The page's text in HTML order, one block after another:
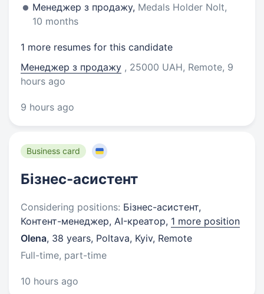
Менеджер з продажу, Medals Holder Nolt,
10 months
1 more resumes for this candidate
Менеджер з продажу , 25000 UAH, Remote, 9
hours ago
9 hours ago
Business card
Бізнес-асистент
Considering positions: Бізнес-асистент,
Контент-менеджер, AI-креатор, 1 more position
Olena, 38 years, Poltava, Kyiv, Remote
Full-time, part-time
10 hours ago